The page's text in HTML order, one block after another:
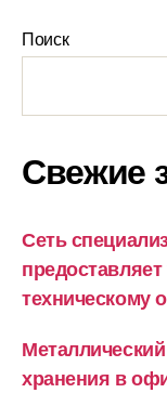
Поиск
Свежие
Сеть
техническому
хранения в